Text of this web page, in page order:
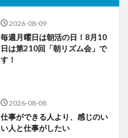
2026-08-09
毎週月曜日は朝活の日！8月10
日は第210回「朝リズム会」で
す！
2026-08-08
仕事ができる人より、感じのい
い人と仕事がしたい